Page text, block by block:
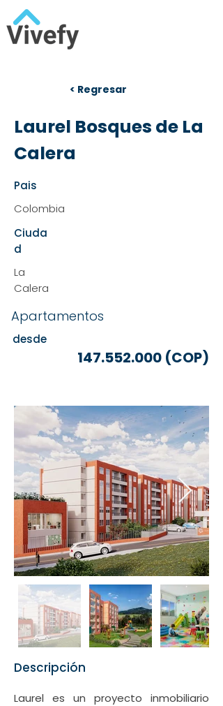
< Regresar
Laurel Bosques de La
Calera
Pais
Colombia
Ciuda
d
La
Calera
Apartamentos
desde
147.552.000 (COP)
Descripción
Laurel es un proyecto inmobiliario